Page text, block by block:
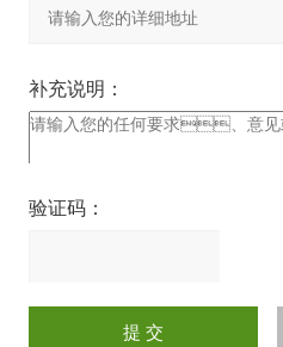
补充说明：
验证码：